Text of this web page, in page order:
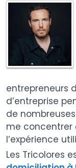
entrepreneurs
d’entreprise
de
me concentrer
l’expérience
Les Tricolores